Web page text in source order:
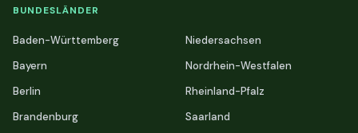
BUNDESLÄNDER
Baden-Württemberg
Bayern
Berlin
Brandenburg
Niedersachsen
Nordrhein-Westfalen
Rheinland-Pfalz
Saarland